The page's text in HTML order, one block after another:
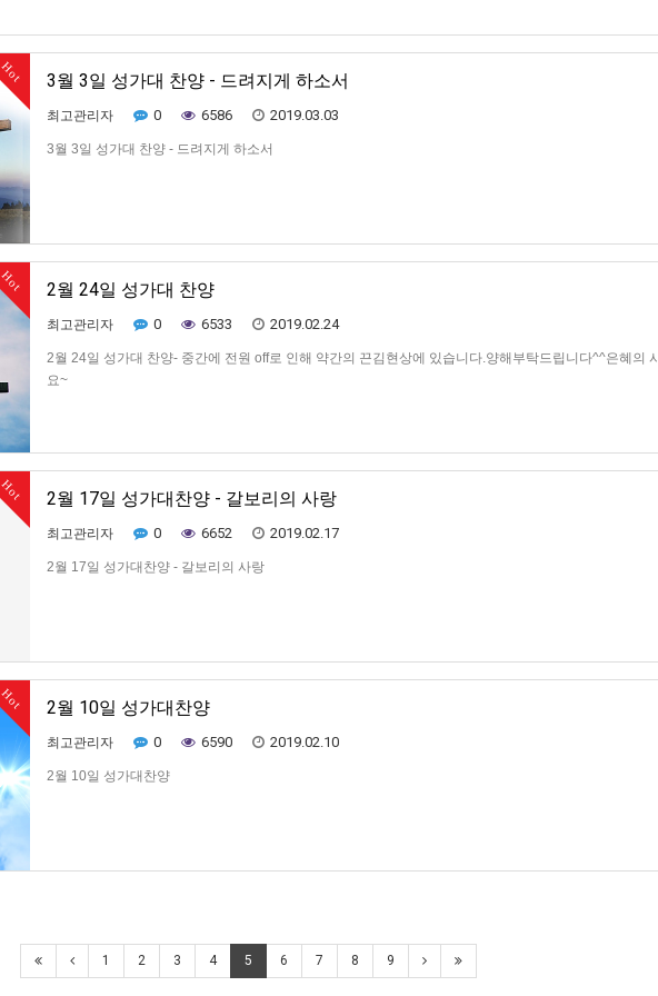
Hot 3월 3일 성가대 찬양 - 드려지게 하소서
최고관리자 0 6586 2019.03.03
3월 3일 성가대 찬양 - 드려지게 하소서
Hot 2월 24일 성가대 찬양
최고관리자 0 6533 2019.02.24
2월 24일 성가대 찬양- 중간에 전원 off로 인해 약간의 끈김현상에 있습니다.양해부탁드립니다^^은혜의
요~
Hot 2월 17일 성가대찬양 - 갈보리의 사랑
최고관리자 0 6652 2019.02.17
2월 17일 성가대찬양 - 갈보리의 사랑
Hot 2월 10일 성가대찬양
최고관리자 0 6590 2019.02.10
2월 10일 성가대찬양
1 2 3 4 5 6 7 8 9